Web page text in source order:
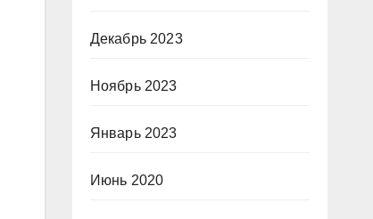
Декабрь 2023
Ноябрь 2023
Январь 2023
Июнь 2020